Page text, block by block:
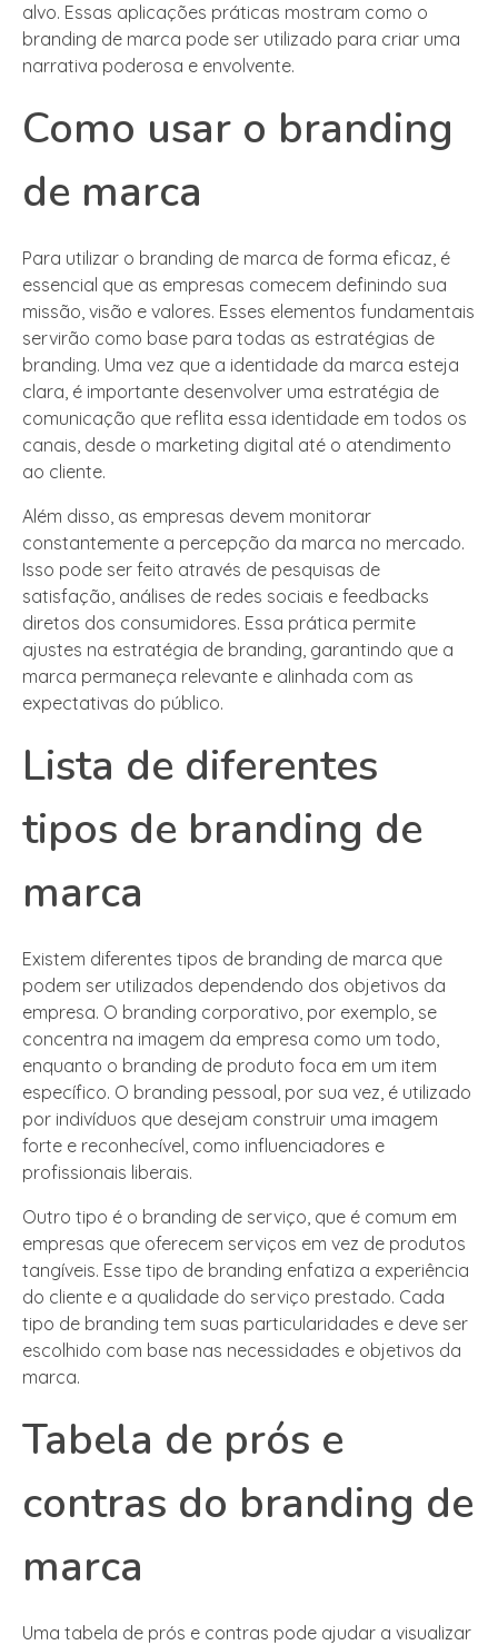
alvo. Essas aplicações práticas mostram como o
branding de marca pode ser utilizado para criar uma
narrativa poderosa e envolvente.
Como usar o branding
de marca
Para utilizar o branding de marca de forma eficaz, é
essencial que as empresas comecem definindo sua
missão, visão e valores. Esses elementos fundamentais
servirão como base para todas as estratégias de
branding. Uma vez que a identidade da marca esteja
clara, é importante desenvolver uma estratégia de
comunicação que reflita essa identidade em todos os
canais, desde o marketing digital até o atendimento
ao cliente.
Além disso, as empresas devem monitorar
constantemente a percepção da marca no mercado.
Isso pode ser feito através de pesquisas de
satisfação, análises de redes sociais e feedbacks
diretos dos consumidores. Essa prática permite
ajustes na estratégia de branding, garantindo que a
marca permaneça relevante e alinhada com as
expectativas do público.
Lista de diferentes
tipos de branding de
marca
Existem diferentes tipos de branding de marca que
podem ser utilizados dependendo dos objetivos da
empresa. O branding corporativo, por exemplo, se
concentra na imagem da empresa como um todo,
enquanto o branding de produto foca em um item
específico. O branding pessoal, por sua vez, é utilizado
por indivíduos que desejam construir uma imagem
forte e reconhecível, como influenciadores e
profissionais liberais.
Outro tipo é o branding de serviço, que é comum em
empresas que oferecem serviços em vez de produtos
tangíveis. Esse tipo de branding enfatiza a experiência
do cliente e a qualidade do serviço prestado. Cada
tipo de branding tem suas particularidades e deve ser
escolhido com base nas necessidades e objetivos da
marca.
Tabela de prós e
contras do branding de
marca
Uma tabela de prós e contras pode ajudar a visualizar